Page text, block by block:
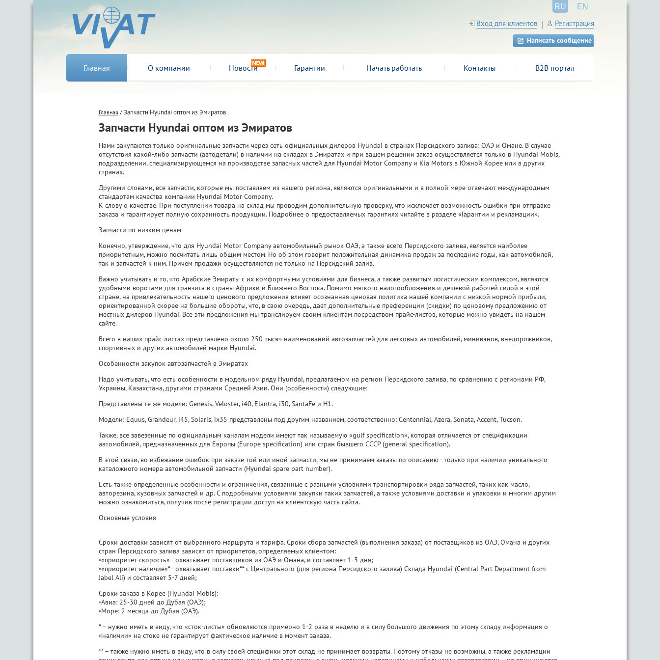
RU EN
Вход для клиентов Регистрация
Написать сообщение
Главная О компании Новости Гарантии Начать работать Контакты B2B портал
Главная / Запчасти Hyundai оптом из Эмиратов
Запчасти Hyundai оптом из Эмиратов
Нами закупаются только оригинальные запчасти через сеть официальных дилеров Hyundai в странах Персидского залива: ОАЭ и Омане. В случае
отсутствия какой-либо запчасти (автодетали) в наличии на складах в Эмиратах и при вашем решении заказ осуществляется только в Hyundai Mobis,
подразделении, специализирующемся на производстве запасных частей для Hyundai Motor Company и Kia Motors в Южной Корее или в других
странах.
Другими словами, все запчасти, которые мы поставляем из нашего региона, являются оригинальными и в полной мере отвечают международным
стандартам качества компании Hyundai Motor Company.
К слову о качестве. При поступлении товара на склад мы проводим дополнительную проверку, что исключает возможность ошибки при отправке
заказа и гарантирует полную сохранность продукции. Подробнее о предоставляемых гарантиях читайте в разделе «Гарантии и рекламации».
Запчасти по низким ценам
Конечно, утверждение, что для Hyundai Motor Company автомобильный рынок ОАЭ, а также всего Персидского залива, является наиболее
приоритетным, можно посчитать лишь общим местом. Но об этом говорит положительная динамика продаж за последние годы, как автомобилей,
так и запчастей к ним. Причем продажи осуществляются не только на Персидский залив.
Важно учитывать и то, что Арабские Эмираты с их комфортными условиями для бизнеса, а также развитым логистическим комплексом, являются
удобными воротами для транзита в страны Африки и Ближнего Востока. Помимо мягкого налогообложения и дешевой рабочей силой в этой
стране, на привлекательность нашего ценового предложения влияет осознанная ценовая политика нашей компании с низкой нормой прибыли,
ориентированной скорее на большие обороты, что, в свою очередь, дает дополнительные преференции (скидки) по ценовому предложению от
местных дилеров Hyundai. Все эти предложения мы транслируем своим клиентам посредством прайс-листов, которые можно увидеть на нашем
сайте.
Всего в наших прайс-листах представлено около 250 тысяч наименований автозапчастей для легковых автомобилей, минивэнов, внедорожников,
спортивных и других автомобилей марки Hyundai.
Особенности закупок автозапчастей в Эмиратах
Надо учитывать, что есть особенности в модельном ряду Hyundai, предлагаемом на регион Персидского залива, по сравнению с регионами РФ,
Украины, Казахстана, другими странами Средней Азии. Они (особенности) следующие:
Представлены те же модели: Genesis, Veloster, i40, Elantra, i30, SantaFe и H1.
Модели: Equus, Grandeur, i45, Solaris, ix35 представлены под другим названием, соответственно: Centennial, Azera, Sonata, Accent, Tucson.
Также, все завезенные по официальным каналам модели имеют так называемую «gulf specification», которая отличается от спецификации
автомобилей, предназначенных для Европы (Europe specification) или стран бывшего СССР (general specification).
В этой связи, во избежание ошибок при заказе той или иной запчасти, мы не принимаем заказы по описанию - только при наличии уникального
каталожного номера автомобильной запчасти (Hyundai spare part number).
Есть также определенные особенности и ограничения, связанные с разными условиями транспортировки ряда запчастей, таких как масло,
авторезина, кузовных запчастей и др. С подробными условиями закупки таких запчастей, а также условиями доставки и упаковки и многим другим
можно ознакомиться, получив после регистрации доступ на клиентскую часть сайта.
Основные условия
Сроки доставки зависят от выбранного маршрута и тарифа. Сроки сбора запчастей (выполнения заказа) от поставщиков из ОАЭ, Омана и других
стран Персидского залива зависят от приоритетов, определяемых клиентом:
◦«приоритет-скорость» - охватывает поставщиков из ОАЭ и Омана, и составляет 1-3 дня;
◦«приоритет-наличие»* - охватывает поставки** с Центрального (для региона Персидского залива) Склада Hyundai (Central Part Department from
Jabel Ali) и составляет 5-7 дней;
Сроки заказа в Корее (Hyundai Mobis):
◦Авиа: 25-30 дней до Дубая (ОАЭ);
◦Море: 2 месяца до Дубая (ОАЭ).
* – нужно иметь в виду, что «сток-листы» обновляются примерно 1-2 раза в неделю и в силу большого движения по этому складу информация о
«наличии» на стоке не гарантирует фактическое наличие в момент заказа.
** – также нужно иметь в виду, что в силу своей специфики этот склад не принимает возвраты. Поэтому отказы не возможны, а также рекламации